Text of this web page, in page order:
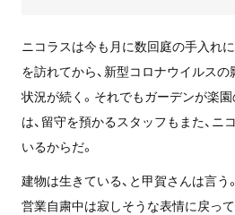
ニコラスは今も月に数回庭の手入れ
を訪れてから、新型コロナウイルス
状況が続く。それでもガーデンが楽
は、留守を預かるスタッフもまた、ニ
いるからだ。
建物は生きている、と甲賀さんは言
営業自粛中は寂しそうな表情に戻っ